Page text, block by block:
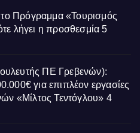
το Πρόγραμμα «Τουρισμός
λήγει η προσθεσμία 5
ΠΕ Γρεβενών):
για επιπλέον εργασίες
«Μίλτος Τεντόγλου» 4